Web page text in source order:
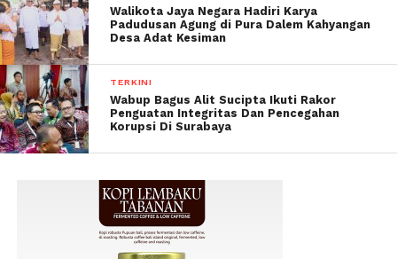
Walikota Jaya Negara Hadiri Karya
Padudusan Agung di Pura Dalem Kahyangan
Desa Adat Kesiman
TERKINI
Wabup Bagus Alit Sucipta Ikuti Rakor
Penguatan Integritas Dan Pencegahan
Korupsi Di Surabaya